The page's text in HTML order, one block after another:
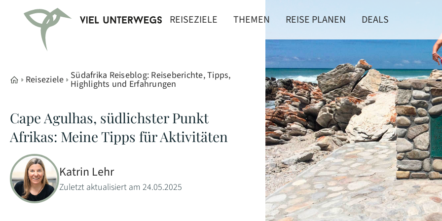
REISEZIELE THEMEN REISE PLANEN DEALS
Reiseziele Südafrika Reiseblog: Reiseberichte, Tipps,
Highlights und Erfahrungen
Cape Agulhas, südlichster Punkt
Afrikas: Meine Tipps für Aktivitäten
Katrin Lehr
Zuletzt aktualisiert am 24.05.2025